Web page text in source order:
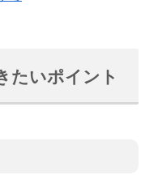
たいポイント